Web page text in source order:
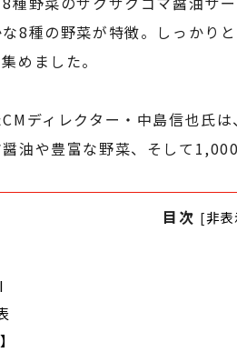
8種の野菜が特徴。しっかり
めました。
ディレクター・中島信也氏
油や豊富な野菜、そして
目次 [非